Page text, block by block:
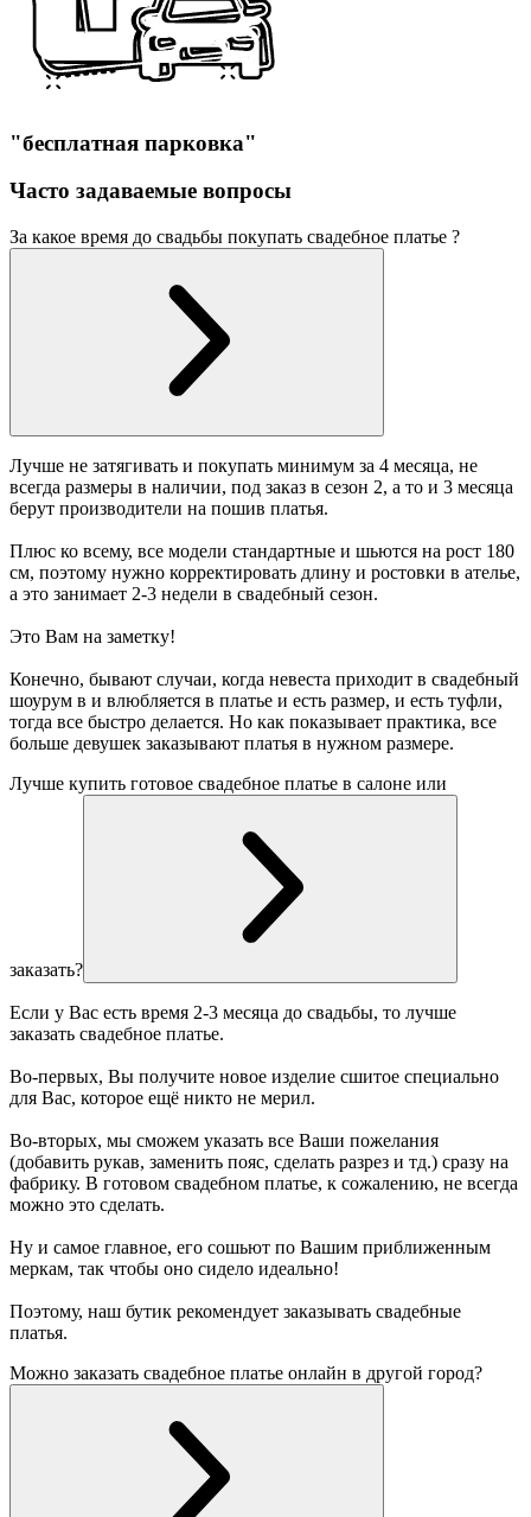
"бесплатная парковка"
Часто задаваемые вопросы
За какое время до свадьбы покупать свадебное платье ?
Лучше не затягивать и покупать минимум за 4 месяца, не
всегда размеры в наличии, под заказ в сезон 2, а то и 3 месяца
берут производители на пошив платья.
Плюс ко всему, все модели стандартные и шьются на рост 180
см, поэтому нужно корректировать длину и ростовки в ателье,
а это занимает 2-3 недели в свадебный сезон.
Это Вам на заметку!
Конечно, бывают случаи, когда невеста приходит в свадебный
шоурум в и влюбляется в платье и есть размер, и есть туфли,
тогда все быстро делается. Но как показывает практика, все
больше девушек заказывают платья в нужном размере.
Лучше купить готовое свадебное платье в салоне или
заказать?
Если у Вас есть время 2-3 месяца до свадьбы, то лучше
заказать свадебное платье.
Во-первых, Вы получите новое изделие сшитое специально
для Вас, которое ещё никто не мерил.
Во-вторых, мы сможем указать все Ваши пожелания
(добавить рукав, заменить пояс, сделать разрез и тд.) сразу на
фабрику. В готовом свадебном платье, к сожалению, не всегда
можно это сделать.
Ну и самое главное, его сошьют по Вашим приближенным
меркам, так чтобы оно сидело идеально!
Поэтому, наш бутик рекомендует заказывать свадебные
платья.
Можно заказать свадебное платье онлайн в другой город?